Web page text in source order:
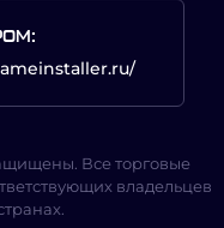
Все торговые
владельцев